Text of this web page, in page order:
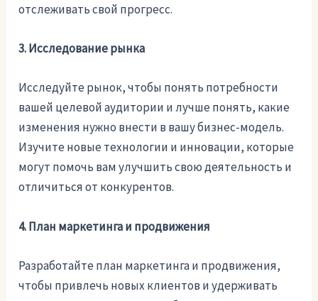
отслеживать свой прогресс.
3. Исследование рынка
Исследуйте рынок, чтобы понять потребности
вашей целевой аудитории и лучше понять, какие
изменения нужно внести в вашу бизнес-модель.
Изучите новые технологии и инновации, которые
могут помочь вам улучшить свою деятельность и
отличиться от конкурентов.
4. План маркетинга и продвижения
Разработайте план маркетинга и продвижения,
чтобы привлечь новых клиентов и удерживать